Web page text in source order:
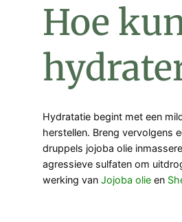
Hoe
Hydratatie begint met een
herstellen. Breng vervolgens
druppels jojoba olie
agressieve sulfaten om
werking van Jojoba olie en